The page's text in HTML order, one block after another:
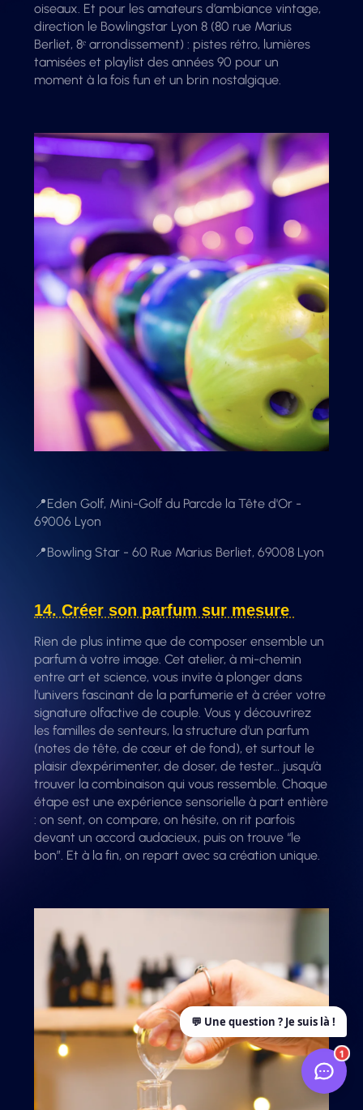
oiseaux. Et pour les amateurs d’ambiance vintage,
direction le Bowlingstar Lyon 8 (80 rue Marius
Berliet, 8ᵉ arrondissement) : pistes rétro, lumières
tamisées et playlist des années 90 pour un
moment à la fois fun et un brin nostalgique.
📍Eden Golf, Mini-Golf du Parcde la Tête d'Or -
69006 Lyon
📍Bowling Star - 60 Rue Marius Berliet, 69008 Lyon
14. Créer son parfum sur mesure
Rien de plus intime que de composer ensemble un
parfum à votre image. Cet atelier, à mi-chemin
entre art et science, vous invite à plonger dans
l’univers fascinant de la parfumerie et à créer votre
signature olfactive de couple. Vous y découvrirez
les familles de senteurs, la structure d’un parfum
(notes de tête, de cœur et de fond), et surtout le
plaisir d’expérimenter, de doser, de tester… jusqu’à
trouver la combinaison qui vous ressemble. Chaque
étape est une expérience sensorielle à part entière
: on sent, on compare, on hésite, on rit parfois
devant un accord audacieux, puis on trouve “le
bon”. Et à la fin, on repart avec sa création unique.
1